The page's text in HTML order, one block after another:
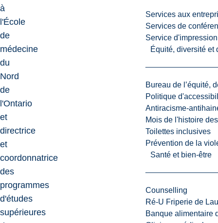
Services aux
Services de
Service d'impression
Équité, diversité et
Bureau de l’équité,
Politique
Antiracisme-
Mois de l'histoire
Toilettes inclusives
Prévention de la
Santé et bien-être
Counselling
Ré-U Friperie de
Banque alimentaire
à
l'École
de
médecine
du
Nord
de
l'Ontario
et
directrice
et
coordonnatrice
des
programmes
d'études
supérieures